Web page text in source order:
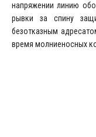
напряжении линию
рывки за спину
безотказным
время молниеносных